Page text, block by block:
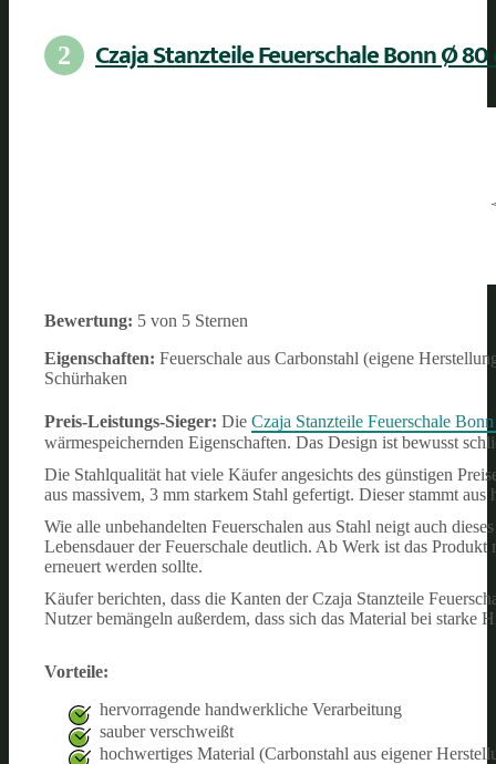
2 Czaja Stanzteile Feuerschale Bonn Ø
Bewertung: 5 von 5 Sternen
Eigenschaften: Feuerschale aus Carbonstahl (eigene
Schürhaken
Preis-Leistungs-Sieger: Die Czaja Stanzteile Feuerschale
wärmespeichernden Eigenschaften. Das Design ist bewusst
Die Stahlqualität hat viele Käufer angesichts des günstigen
aus massivem, 3 mm starkem Stahl gefertigt. Dieser stammt
Wie alle unbehandelten Feuerschalen aus Stahl neigt auch
Lebensdauer der Feuerschale deutlich. Ab Werk ist das
erneuert werden sollte.
Käufer berichten, dass die Kanten der Czaja Stanzteile
Nutzer bemängeln außerdem, dass sich das Material bei starke
Vorteile:
hervorragende handwerkliche Verarbeitung
sauber verschweißt
hochwertiges Material (Carbonstahl aus eigener